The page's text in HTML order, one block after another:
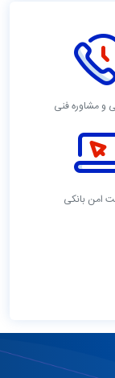
و مشاوره فنی
امن بانکی